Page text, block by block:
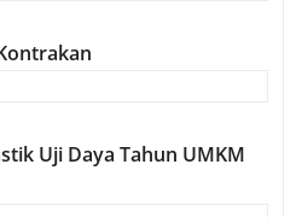
Uji Daya Tahun UMKM